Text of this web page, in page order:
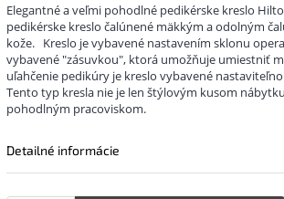
Elegantné a veľmi pohodlné pedikérske kreslo
pedikérske kreslo čalúnené mäkkým a odolným
kože. Kreslo je vybavené nastavením sklonu
vybavené "zásuvkou", ktorá umožňuje umiestniť
uľahčenie pedikúry je kreslo vybavené
Tento typ kresla nie je len štýlovým kusom
pohodlným pracoviskom.
Detailné informácie